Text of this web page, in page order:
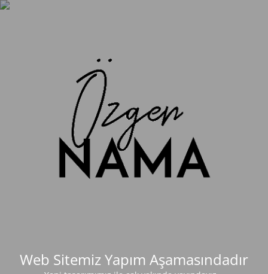
Web Sitemiz Yapım Aşamasındadır